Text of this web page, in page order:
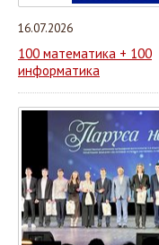
16.07.2026
100 математика + 100
информатика